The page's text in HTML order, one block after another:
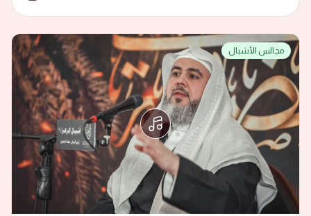
مجالس الأشبال